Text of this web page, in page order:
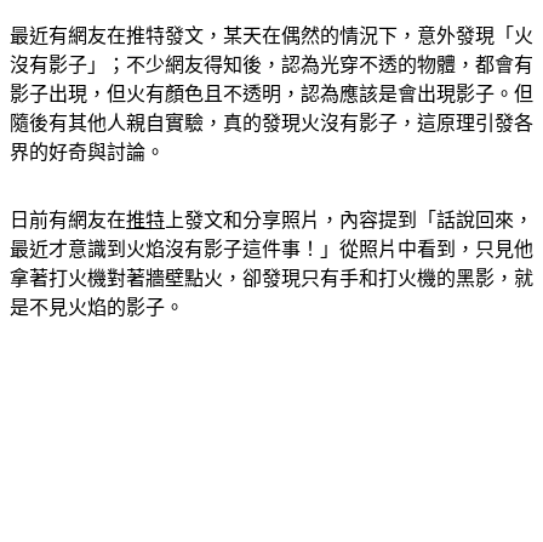
沒有影子」；不少網友得知後，認為光穿不透的物體，都會有
影子出現，但火有顏色且不透明，認為應該是會出現影子。但
隨後有其他人親自實驗，真的發現火沒有影子，這原理引發各
界的好奇與討論。
最近才意識到火焰沒有影子這件事！」 從照片中看到，只見他
拿著打火機對著牆壁點火，卻發現只有手和打火機的黑影，就
是不見火焰的影子。